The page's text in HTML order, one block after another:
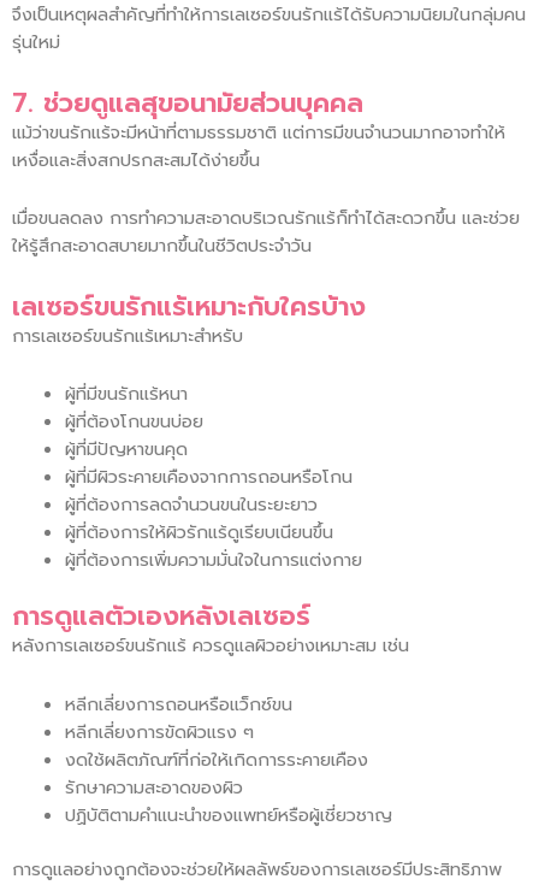
จึงเป็นเหตุผลสำคัญที่ทำให้การเลเซอร์ขนรักแร้ได้รับความนิยมในกลุ่มคน
รุ่นใหม่
7. ช่วยดูแลสุขอนามัยส่วนบุคคล
แม้ว่าขนรักแร้จะมีหน้าที่ตามธรรมชาติ แต่การมีขนจำนวนมากอาจทำให้
เหงื่อและสิ่งสกปรกสะสมได้ง่ายขึ้น
เมื่อขนลดลง การทำความสะอาดบริเวณรักแร้ก็ทำได้สะดวกขึ้น และช่วย
ให้รู้สึกสะอาดสบายมากขึ้นในชีวิตประจำวัน
เลเซอร์ขนรักแร้เหมาะกับใครบ้าง
การเลเซอร์ขนรักแร้เหมาะสำหรับ
ผู้ที่มีขนรักแร้หนา
ผู้ที่ต้องโกนขนบ่อย
ผู้ที่มีปัญหาขนคุด
ผู้ที่มีผิวระคายเคืองจากการถอนหรือโกน
ผู้ที่ต้องการลดจำนวนขนในระยะยาว
ผู้ที่ต้องการให้ผิวรักแร้ดูเรียบเนียนขึ้น
ผู้ที่ต้องการเพิ่มความมั่นใจในการแต่งกาย
การดูแลตัวเองหลังเลเซอร์
หลังการเลเซอร์ขนรักแร้ ควรดูแลผิวอย่างเหมาะสม เช่น
หลีกเลี่ยงการถอนหรือแว็กซ์ขน
หลีกเลี่ยงการขัดผิวแรง ๆ
งดใช้ผลิตภัณฑ์ที่ก่อให้เกิดการระคายเคือง
รักษาความสะอาดของผิว
ปฏิบัติตามคำแนะนำของแพทย์หรือผู้เชี่ยวชาญ
การดูแลอย่างถูกต้องจะช่วยให้ผลลัพธ์ของการเลเซอร์มีประสิทธิภาพ